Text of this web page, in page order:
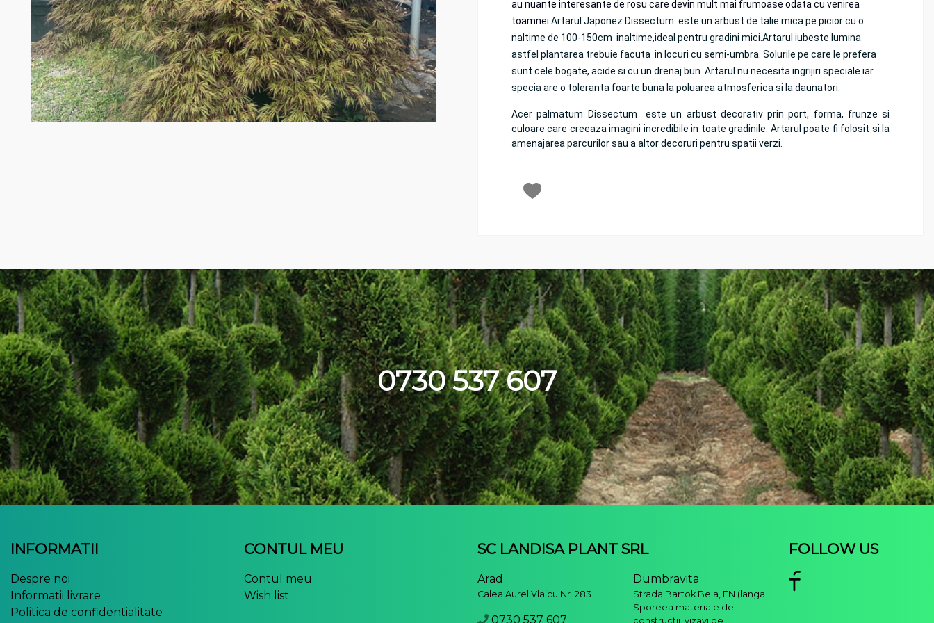
au nuante interesante de rosu care devin mult mai frumoase odata cu venirea
toamnei. Artarul Japonez Dissectum este un arbust de talie mica pe picior cu o
naltime de 100-150cm inaltime,ideal pentru gradini mici.Artarul iubeste lumina
astfel plantarea trebuie facuta in locuri cu semi-umbra. Solurile pe care le prefera
sunt cele bogate, acide si cu un drenaj bun. Artarul nu necesita ingrijiri speciale iar
specia are o toleranta foarte buna la poluarea atmosferica si la daunatori.
Acer palmatum Dissectum este un arbust decorativ prin port, forma, frunze si
culoare care creeaza imagini incredibile in toate gradinile. Artarul poate fi folosit si la
amenajarea parcurilor sau a altor decoruri pentru spatii verzi.
0730 537 607
INFORMATII
Despre noi
Informatii livrare
Politica de confidentialitate
CONTUL MEU
Contul meu
Wish list
SC LANDISA PLANT SRL
Arad
Calea Aurel Vlaicu Nr. 283
0730 537 607
Dumbravita
Strada Bartok Bela, FN (langa
Sporeea materiale de
constructii, vizavi de
FOLLOW US